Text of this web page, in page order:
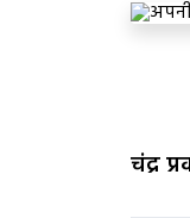
चंद्र